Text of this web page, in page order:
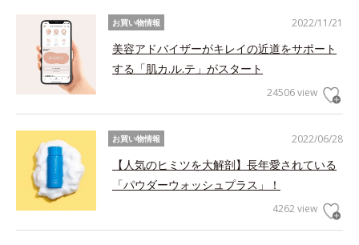
2022/11/21
お買い物情報
美容アドバイザーがキレイの近道をサポート
する「肌カ.ル.テ」がスタート
24506 view
2022/06/28
お買い物情報
【人気のヒミツを大解剖】長年愛されている
「パウダーウォッシュプラス」！
4262 view